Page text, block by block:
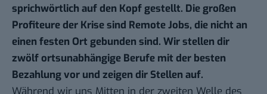
sprichwörtlich auf den Kopf gestellt. Die großen
Profiteure der Krise sind Remote Jobs, die nicht an
einen festen Ort gebunden sind. Wir stellen dir
zwölf ortsunabhängige Berufe mit der besten
Bezahlung vor und zeigen dir Stellen auf.